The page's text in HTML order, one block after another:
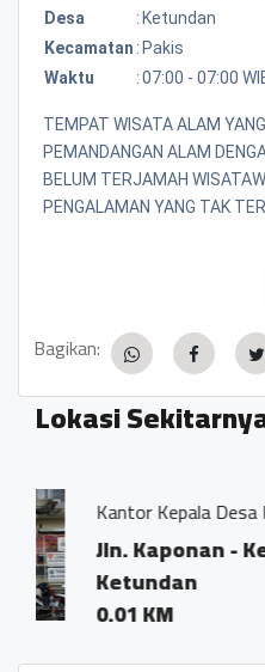
Desa
: Ketundan
Kecamatan : Pakis
Waktu
:07:00 - 07:00
TEMPAT WISATA ALAM YANG
PEMANDANGAN ALAM
BELUM TERJAMAH
PENGALAMAN YANG TAK
Bagikan:
Lokasi
Ketundan
- Ketep Km 03